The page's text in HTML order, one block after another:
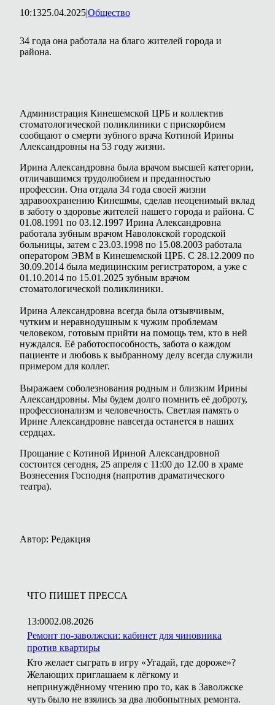
10:1325.04.2025|Общество
34 года она работала на благо жителей города и
района.
Администрация Кинешемской ЦРБ и коллектив
стоматологической поликлиники с прискорбием
сообщают о смерти зубного врача Котиной Ирины
Александровны на 53 году жизни.
Ирина Александровна была врачом высшей категории,
отличавшимся трудолюбием и преданностью
профессии. Она отдала 34 года своей жизни
здравоохранению Кинешмы, сделав неоценимый вклад
в заботу о здоровье жителей нашего города и района. С
01.08.1991 по 03.12.1997 Ирина Александровна
работала зубным врачом Наволокской городской
больницы, затем с 23.03.1998 по 15.08.2003 работала
оператором ЭВМ в Кинешемской ЦРБ. С 28.12.2009 по
30.09.2014 была медицинским регистратором, а уже с
01.10.2014 по 15.01.2025 зубным врачом
стоматологической поликлиники.
Ирина Александровна всегда была отзывчивым,
чутким и неравнодушным к чужим проблемам
человеком, готовым прийти на помощь тем, кто в ней
нуждался. Её работоспособность, забота о каждом
пациенте и любовь к выбранному делу всегда служили
примером для коллег.
Выражаем соболезнования родным и близким Ирины
Александровны. Мы будем долго помнить её доброту,
профессионализм и человечность. Светлая память о
Ирине Александровне навсегда останется в наших
сердцах.
Прощание с Котиной Ириной Александровной
состоится сегодня, 25 апреля с 11:00 до 12.00 в храме
Вознесения Господня (напротив драматического
театра).
Автор: Редакция
ЧТО ПИШЕТ ПРЕССА
13:0002.08.2026
Ремонт по-заволжски: кабинет для чиновника
против квартиры
Кто желает сыграть в игру «Угадай, где дороже»?
Желающих приглашаем к лёгкому и
непринуждённому чтению про то, как в Заволжске
чуть было не взялись за два любопытных ремонта.